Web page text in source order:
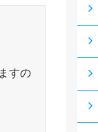
すの